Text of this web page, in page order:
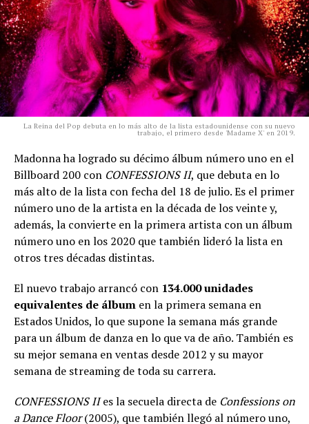
La Reina del Pop debuta en lo más alto de la lista estadounidense con su nuevo
trabajo, el primero desde 'Madame X' en 2019.
Madonna ha logrado su décimo álbum número uno en el
Billboard 200 con CONFESSIONS II, que debuta en lo
más alto de la lista con fecha del 18 de julio. Es el primer
número uno de la artista en la década de los veinte y,
además, la convierte en la primera artista con un álbum
número uno en los 2020 que también lideró la lista en
otros tres décadas distintas.
El nuevo trabajo arrancó con 134.000 unidades
equivalentes de álbum en la primera semana en
Estados Unidos, lo que supone la semana más grande
para un álbum de danza en lo que va de año. También es
su mejor semana en ventas desde 2012 y su mayor
semana de streaming de toda su carrera.
CONFESSIONS IIes la secuela directa de Confessions on
a Dance Floor(2005), que también llegó al número uno,